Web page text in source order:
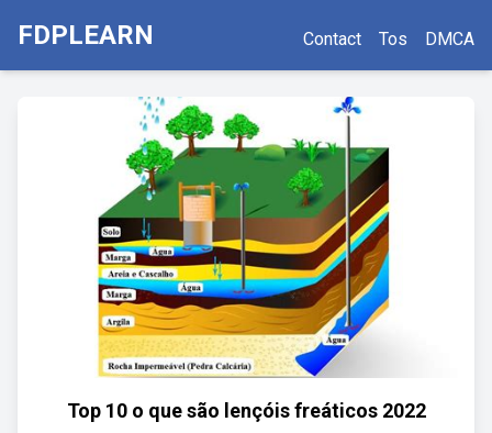
FDPLEARN Contact Tos DMCA
Top 10 o que são lençóis freáticos 2022